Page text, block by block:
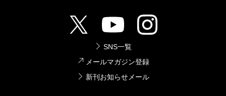
SNS一覧
メールマガジン登録
新刊お知らせメール